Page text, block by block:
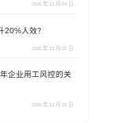
2025 年 12 月 24 日
20%人效？
2025 年 12 月 22 日
企业用工风控的关
2025 年 12 月 22 日